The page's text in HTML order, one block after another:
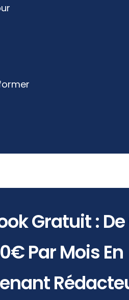
Gratuit : De
Par Mois En